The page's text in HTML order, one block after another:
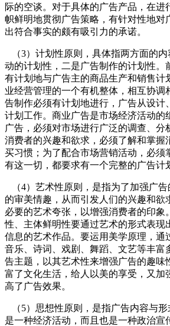
际的空谈。对于具体的广告产品，在进
帜鲜明地贯彻广告策略，有针对性地对
出符合事实的颇有吸引力的承诺。
（3）计划性原则，具体指两方面的
动的计划性，二是广告制作的计划性。
有计划地与广告主的商品生产和销售计
业经营管理的一个有机整体，相互协调
告制作必须有计划地进行，广告从设计
计划工作。商业广告是市场经济活动的
广告，必须对市场进行广泛的调查、分
消费者的兴趣和欲求，必须了解和掌握
买习惯；为了配合市场营销活动，必须
有这一切，都要求有一个完整的广告计
（4）艺术性原则，是指为了加强广
的审美情趣，从而引发人们的兴趣和欲
必要的艺术夸张，以增强消费者的印象
性、主体鲜明性要通过艺术的形式表现
信息的艺术作品。要运用美学原理，通
音乐、诗词、戏剧、舞蹈、文艺等丰富
告主题，以其艺术性来增强广告的趣味
富了文化生活，给人以美的享受，又加
高了广告效果。
（5）思想性原则，是指广告内容与形
是一种经济活动，而且也是一种政治宣